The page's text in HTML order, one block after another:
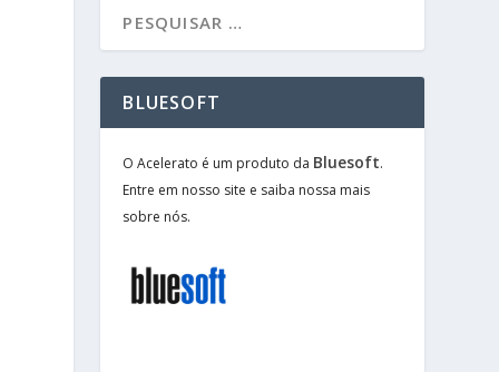
BLUESOFT
O Acelerato é um produto da Bluesoft.
Entre em nosso site e saiba nossa mais
sobre nós.